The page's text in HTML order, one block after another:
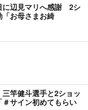
に辺見マリへ感謝 2シ
「お母さまお綺
竿健斗選手と2ショッ
サイン初めてもらい